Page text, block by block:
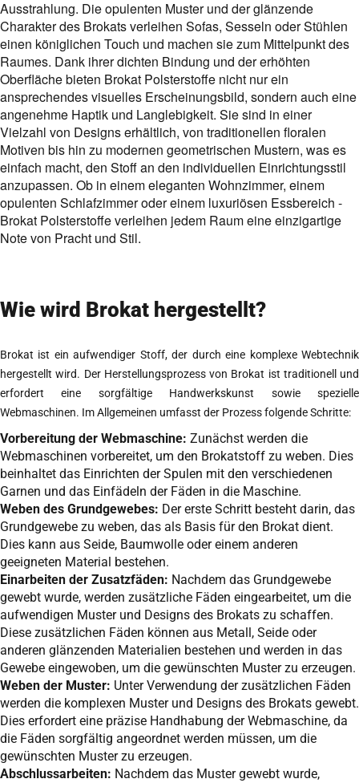
Ausstrahlung. Die opulenten Muster und der glänzende
Charakter des Brokats verleihen Sofas, Sesseln oder Stühlen
einen königlichen Touch und machen sie zum Mittelpunkt des
Raumes. Dank ihrer dichten Bindung und der erhöhten
Oberfläche bieten Brokat Polsterstoffe nicht nur ein
ansprechendes visuelles Erscheinungsbild, sondern auch eine
angenehme Haptik und Langlebigkeit. Sie sind in einer
Vielzahl von Designs erhältlich, von traditionellen floralen
Motiven bis hin zu modernen geometrischen Mustern, was es
einfach macht, den Stoff an den individuellen Einrichtungsstil
anzupassen. Ob in einem eleganten Wohnzimmer, einem
opulenten Schlafzimmer oder einem luxuriösen Essbereich -
Brokat Polsterstoffe verleihen jedem Raum eine einzigartige
Note von Pracht und Stil.
Wie wird Brokat hergestellt?
Brokat ist ein aufwendiger Stoff, der durch eine komplexe Webtechnik
hergestellt wird. Der Herstellungsprozess von Brokat ist traditionell und
erfordert eine sorgfältige Handwerkskunst sowie spezielle
Webmaschinen. Im Allgemeinen umfasst der Prozess folgende Schritte:
Vorbereitung der Webmaschine: Zunächst werden die
Webmaschinen vorbereitet, um den Brokatstoff zu weben. Dies
beinhaltet das Einrichten der Spulen mit den verschiedenen
Garnen und das Einfädeln der Fäden in die Maschine.
Weben des Grundgewebes: Der erste Schritt besteht darin, das
Grundgewebe zu weben, das als Basis für den Brokat dient.
Dies kann aus Seide, Baumwolle oder einem anderen
geeigneten Material bestehen.
Einarbeiten der Zusatzfäden: Nachdem das Grundgewebe
gewebt wurde, werden zusätzliche Fäden eingearbeitet, um die
aufwendigen Muster und Designs des Brokats zu schaffen.
Diese zusätzlichen Fäden können aus Metall, Seide oder
anderen glänzenden Materialien bestehen und werden in das
Gewebe eingewoben, um die gewünschten Muster zu erzeugen.
Weben der Muster: Unter Verwendung der zusätzlichen Fäden
werden die komplexen Muster und Designs des Brokats gewebt.
Dies erfordert eine präzise Handhabung der Webmaschine, da
die Fäden sorgfältig angeordnet werden müssen, um die
gewünschten Muster zu erzeugen.
Abschlussarbeiten: Nachdem das Muster gewebt wurde,